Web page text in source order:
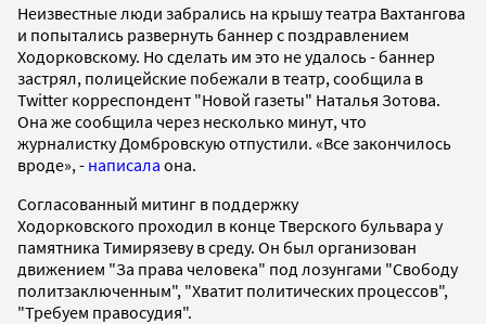
Неизвестные люди забрались на крышу театра Вахтангова
и попытались развернуть баннер с поздравлением
Ходорковскому. Но сделать им это не удалось - баннер
застрял, полицейские побежали в театр, сообщила в
Twitter корреспондент "Новой газеты" Наталья Зотова.
Она же сообщила через несколько минут, что
журналистку Домбровскую отпустили. «Все закончилось
вроде», - написала она.
Согласованный митинг в поддержку
Ходорковского проходил в конце Тверского бульвара у
памятника Тимирязеву в среду. Он был организован
движением "За права человека" под лозунгами "Свободу
политзаключенным", "Хватит политических процессов",
"Требуем правосудия".